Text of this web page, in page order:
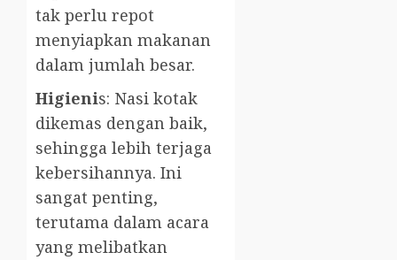
tak perlu repot
menyiapkan makanan
dalam jumlah besar.
Higienis: Nasi kotak
dikemas dengan baik,
sehingga lebih terjaga
kebersihannya. Ini
sangat penting,
terutama dalam acara
yang melibatkan